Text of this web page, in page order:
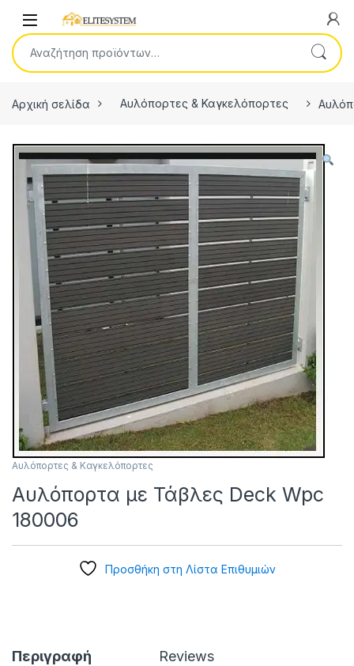
Open
Αναζήτηση για:
Αρχική σελίδα Αυλόπορτες & Καγκελόπορτες
Αυλόπορτες & Καγκελόπορτες
Αυλόπορτα με Τάβλες Deck Wpc
180006
Προσθήκη στη Λίστα Επιθυμιών
Περιγραφή Reviews